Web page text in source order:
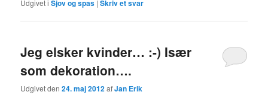
Udgivet i Sjov og spas |Skriv et svar
Jeg elsker kvinder… :-) Især
som dekoration….
Udgivet den24. maj 2012afJan Erik